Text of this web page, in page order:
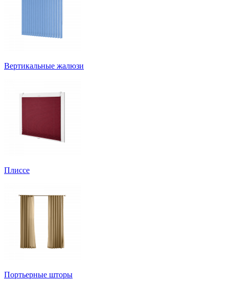
Вертикальные жалюзи
Плиссе
Портьерные шторы